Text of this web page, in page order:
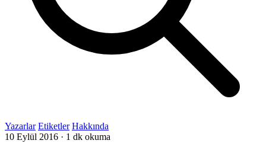
Yazarlar Etiketler Hakkında
10 Eylül 2016 · 1 dk okuma